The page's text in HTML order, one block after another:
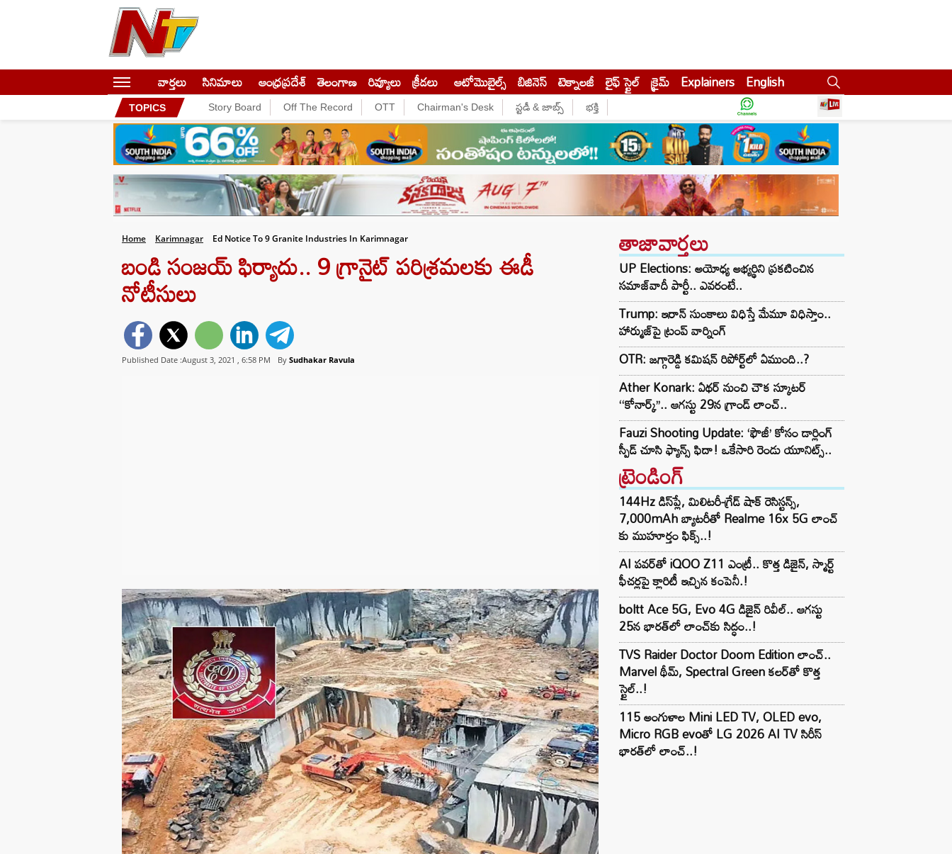
వార్తలు సినిమాలు ఆంధ్రప్రదేశ్ తెలంగాణ రివ్యూలు క్రీడలు ఆటోమొబైల్స్ బిజినెస్‌ టెక్నాలజీ లైఫ్ స్టైల్ క్రైమ్ Explainers English
TOPICS Story Board Off The Record OTT Chairman's Desk స్టడీ & జాబ్స్ భక్తి
Home Karimnagar Ed Notice To 9 Granite Industries In Karimnagar
బండి సంజయ్‌ ఫిర్యాదు.. 9 గ్రానైట్‌ పరిశ్రమలకు ఈడీ
నోటీసులు
Published Date :August 3, 2021 , 6:58 PM By Sudhakar Ravula
తాజావార్తలు
UP Elections: అయోధ్య అభ్యర్థిని ప్రకటించిన
సమాజ్‌వాదీ పార్టీ.. ఎవరంటే..
Trump: ఇరాన్ సుంకాలు విధిస్తే మేమూ విధిస్తాం..
హార్ముజ్‌పై ట్రంప్ వార్నింగ్
OTR: జగ్గారెడ్డి కమిషన్ రిపోర్ట్‌లో ఏముంది..?
Ather Konark: ఏథర్ నుంచి చౌక స్కూటర్
‘‘కోనార్క్’’.. ఆగస్టు 29న గ్రాండ్ లాంచ్..
Fauzi Shooting Update: ‘ఫౌజీ’ కోసం డార్లింగ్
స్పీడ్ చూసి ఫ్యాన్స్ ఫిదా! ఒకేసారి రెండు యూనిట్స్..
ట్రెండింగ్‌
144Hz డిస్‌ప్లే, మిలిటరీ-గ్రేడ్ షాక్ రెసిస్టన్స్,
7,000mAh బ్యాటరీతో Realme 16x 5G లాంచ్
కు ముహూర్తం ఫిక్స్..!
AI పవర్‌తో iQOO Z11 ఎంట్రీ.. కొత్త డిజైన్, స్మార్ట్
ఫీచర్లపై క్లారిటీ ఇచ్చిన కంపెనీ.!
boltt Ace 5G, Evo 4G డిజైన్ రివీల్.. ఆగస్టు
25న భారత్‌లో లాంచ్‌కు సిద్ధం..!
TVS Raider Doctor Doom Edition లాంచ్..
Marvel థీమ్, Spectral Green కలర్‌తో కొత్త
స్టైల్..!
115 అంగుళాల Mini LED TV, OLED evo,
Micro RGB evoతో LG 2026 AI TV సిరీస్
భారత్‌లో లాంచ్..!